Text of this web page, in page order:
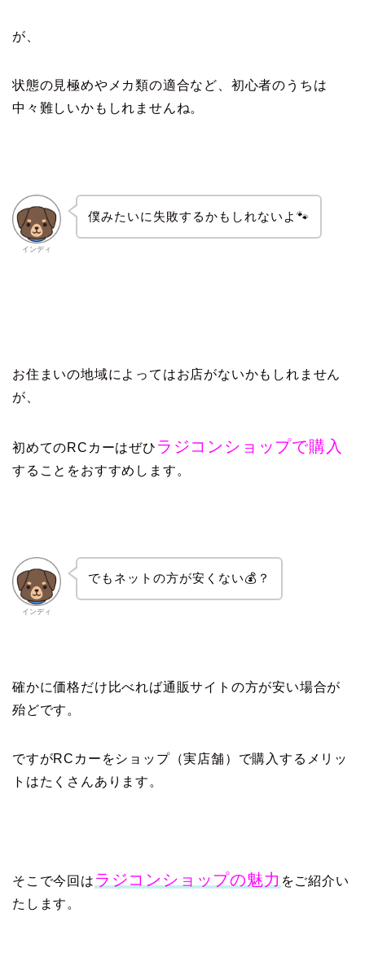
が、
状態の見極めやメカ類の適合など、初心者のうちは
中々難しいかもしれませんね。
インディ
僕みたいに失敗するかもしれないよ🐾
お住まいの地域によってはお店がないかもしれません
が、
初めてのRCカーはぜひ ラジコンショップで購入
することをおすすめします。
インディ
でもネットの方が安くない💰？
確かに価格だけ比べれば通販サイトの方が安い場合が
殆どです。
ですがRCカーをショップ（実店舗）で購入するメリッ
トはたくさんあります。
そこで今回は ラジコンショップの魅力 をご紹介い
たします。